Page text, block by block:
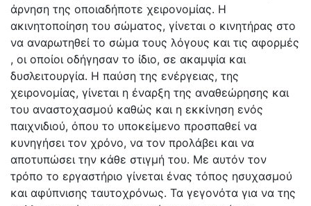
άρνηση της οποιαδήποτε χειρονομίας. Η
ακινητοποίηση του σώματος, γίνεται ο κινητήρας στο
να αναρωτηθεί το σώμα τους λόγους και τις αφορμές
, οι οποίοι οδήγησαν το ίδιο, σε ακαμψία και
δυσλειτουργία. Η παύση της ενέργειας, της
χειρονομίας, γίνεται η έναρξη της αναθεώρησης και
του αναστοχασμού καθώς και η εκκίνηση ενός
παιχνιδιού, όπου το υποκείμενο προσπαθεί να
κυνηγήσει τον χρόνο, να τον προλάβει και να
αποτυπώσει την κάθε στιγμή του. Με αυτόν τον
τρόπο το εργαστήριο γίνεται ένας τόπος ησυχασμού
και αφύπνισης ταυτοχρόνως. Τα γεγονότα για να της